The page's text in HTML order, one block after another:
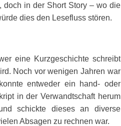
doch in der Short Story – wo die
dies den Lesefluss stören.
eine Kurzgeschichte schreibt
Noch vor wenigen Jahren war
entweder ein hand- oder
in der Verwandtschaft herum
schickte dieses an diverse
Absagen zu rechnen war.